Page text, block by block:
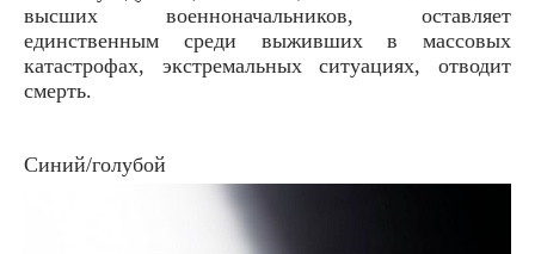
высших военноначальников, оставляет
единственным среди выживших в массовых
катастрофах, экстремальных ситуациях, отводит
смерть.
Синий/голубой